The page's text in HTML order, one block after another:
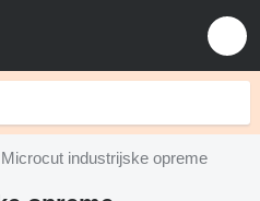
Microcut industrijske opreme